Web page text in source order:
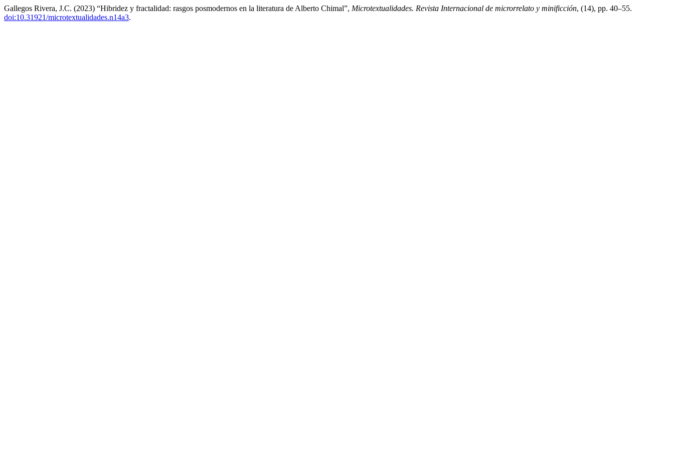
Gallegos Rivera, J.C. (2023) “Hibridez y fractalidad: rasgos posmodernos en la literatura de Alberto Chimal”, Microtextualidades. Revista Internacional de microrrelato y minificción, (14), pp. 40–55.
doi:10.31921/microtextualidades.n14a3.